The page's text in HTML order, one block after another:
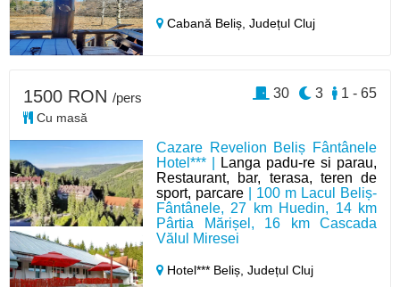
Cabană Beliș,Județul Cluj
Cazare Revelion Beliș Fântânele
Hotel*** |
Langa padu-re si parau,
Restaurant, bar, terasa, teren de
sport, parcare | 100 m Lacul Beliș-
Fântânele, 27 km Huedin, 14 km
Pârtia Mărișel, 16 km Cascada
Vălul Miresei
Hotel*** Beliș,Județul Cluj
1500 RON /pers
Cu masă
1 - 65
3
30